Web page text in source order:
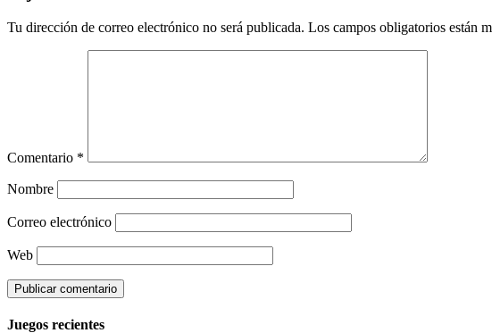
Tu dirección de correo electrónico no será publicada. Los campos obligatorios están
Comentario *
Nombre
Correo electrónico
Web
Juegos recientes